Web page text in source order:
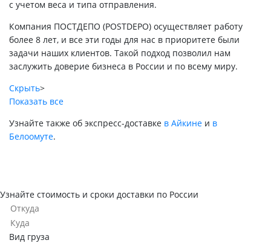
с учетом веса и типа отправления.
Компания ПОСТДЕПО (POSTDEPO) осуществляет работу
более 8 лет, и все эти годы для нас в приоритете были
задачи наших клиентов. Такой подход позволил нам
заслужить доверие бизнеса в России и по всему миру.
Скрыть>
Показать все
Узнайте также об экспресс-доставке в Айкине и в
Белоомуте.
Узнайте стоимость и сроки доставки по России
Вид груза